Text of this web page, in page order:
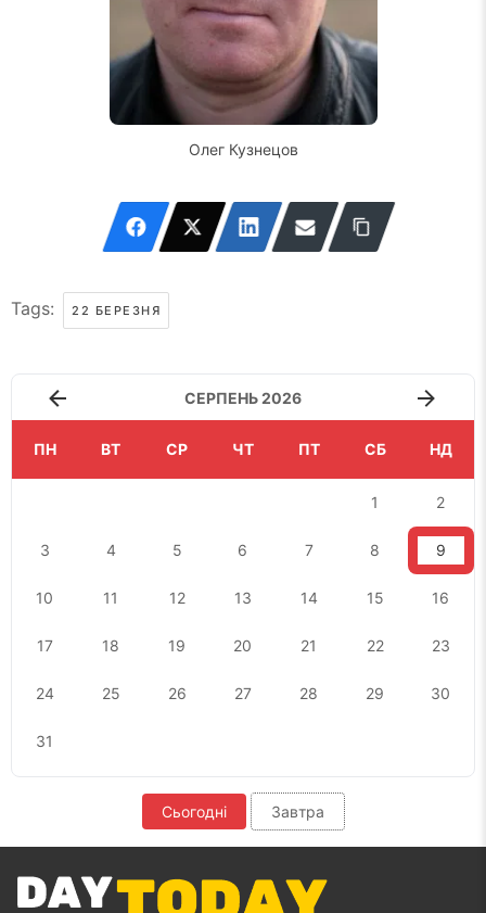
Олег Кузнецов
Tags: 22 БЕРЕЗНЯ
СЕРПЕНЬ 2026
ПН ВТ СР ЧТ ПТ СБ НД
1 2
3 4 5 6 7 8 9
10 11 12 13 14 15 16
17 18 19 20 21 22 23
24 25 26 27 28 29 30
31
Сьогодні Завтра